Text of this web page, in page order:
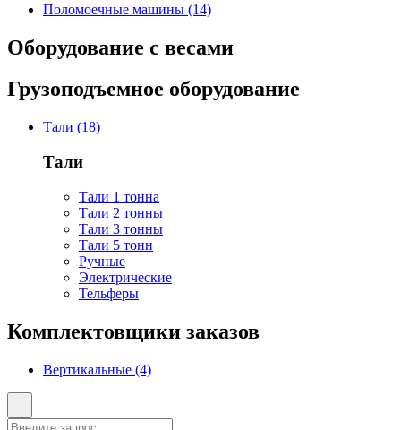
Поломоечные машины (14)
Оборудование с весами
Грузоподъемное оборудование
Тали (18)
Тали
Тали 1 тонна
Тали 2 тонны
Тали 3 тонны
Тали 5 тонн
Ручные
Электрические
Тельферы
Комплектовщики заказов
Вертикальные (4)